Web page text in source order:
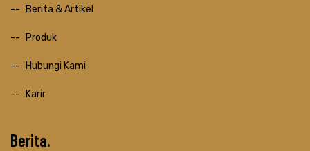
Berita & Artikel
Produk
Hubungi Kami
Karir
Berita